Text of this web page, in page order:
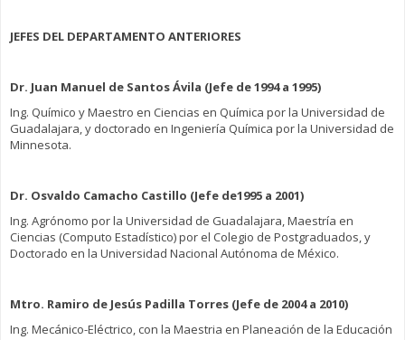
JEFES DEL DEPARTAMENTO ANTERIORES
Dr. Juan Manuel de Santos Ávila (Jefe de 1994 a 1995)
Ing. Químico y Maestro en Ciencias en Química por la Universidad de
Guadalajara, y doctorado en Ingeniería Química por la Universidad de
Minnesota.
Dr. Osvaldo Camacho Castillo (Jefe de1995 a 2001)
Ing. Agrónomo por la Universidad de Guadalajara, Maestría en
Ciencias (Computo Estadístico) por el Colegio de Postgraduados, y
Doctorado en la Universidad Nacional Autónoma de México.
Mtro. Ramiro de Jesús Padilla Torres (Jefe de 2004 a 2010)
Ing. Mecánico-Eléctrico, con la Maestria en Planeación de la Educación